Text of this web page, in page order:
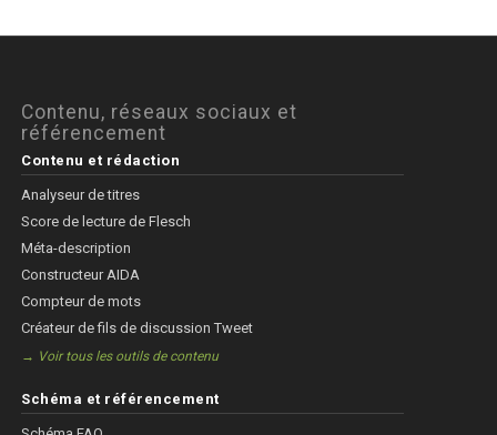
Contenu, réseaux sociaux et
référencement
Contenu et rédaction
Analyseur de titres
Score de lecture de Flesch
Méta-description
Constructeur AIDA
Compteur de mots
Créateur de fils de discussion Tweet
→ Voir tous les outils de contenu
Schéma et référencement